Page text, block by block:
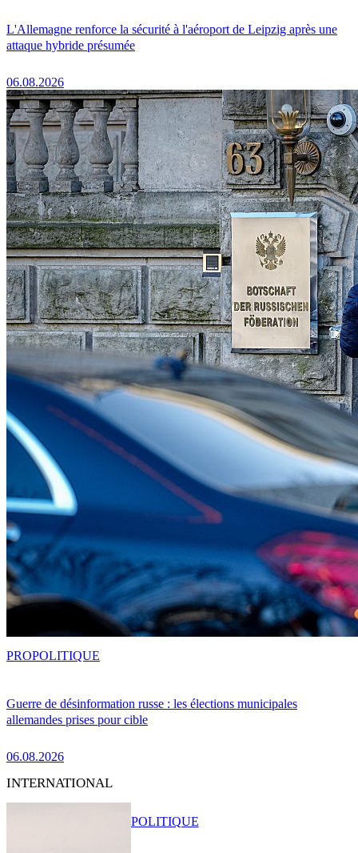
L'Allemagne renforce la sécurité à l'aéroport de Leipzig après une
attaque hybride présumée
06.08.2026
Guerre de désinformation russe : les élections municipales
allemandes prises pour cible
06.08.2026
PROPOLITIQUE
INTERNATIONAL
POLITIQUE